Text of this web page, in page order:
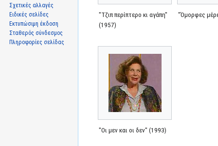
"Τζιπ περίπτερο κι αγάπη"
(1957)
"Όμορφες
"Οι μεν και οι δεν" (1993)
Σχετικές αλλαγές
Ειδικές σελίδες
Εκτυπώσιμη έκδοση
Σταθερός σύνδεσμος
Πληροφορίες σελίδας